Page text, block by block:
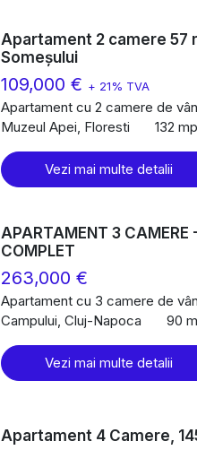
Apartament 2 camere 57
Someșului
109,000 € + 21% TVA
Apartament cu 2 camere de
Muzeul Apei, Floresti
132 mp
Vezi mai multe detalii
APARTAMENT 3 CAMERE
COMPLET
263,000 €
Apartament cu 3 camere de
Campului, Cluj-Napoca
90
Vezi mai multe detalii
Apartament 4 Camere,